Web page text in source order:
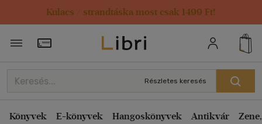
Kulacs / strandtáska most csak 1499 Ft!
Törzsvásárlói Kártya adatai
Részletes keresés
Könyvek E-könyvek Hangoskönyvek Antikvár